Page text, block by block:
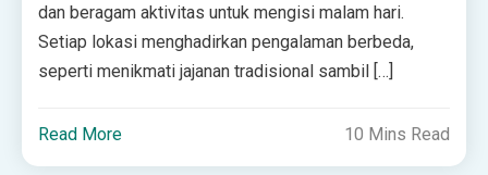
dan beragam aktivitas untuk mengisi malam hari.
Setiap lokasi menghadirkan pengalaman berbeda,
seperti menikmati jajanan tradisional sambil […]
Read More 10 Mins Read